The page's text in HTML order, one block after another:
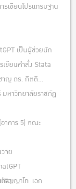
เขียนโปรแกรมฐาน
เป็นผู้ช่วยนัก
ขียนคำสั่ง Stata
าญ ดร. กิตติ
หาวิทยาลัยราชภัฏ
าคาร 5) คณะ
จัย
ริง
ริญญาโท-เอก